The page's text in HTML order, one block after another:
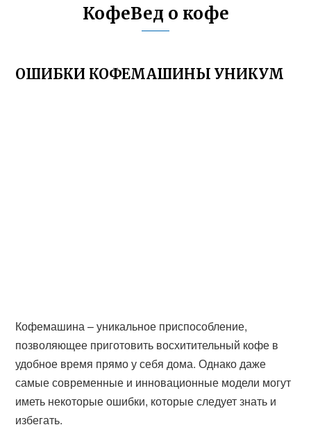
КофеВед о кофе
ОШИБКИ КОФЕМАШИНЫ УНИКУМ
Кофемашина – уникальное приспособление,
позволяющее приготовить восхитительный кофе в
удобное время прямо у себя дома. Однако даже
самые современные и инновационные модели могут
иметь некоторые ошибки, которые следует знать и
избегать.